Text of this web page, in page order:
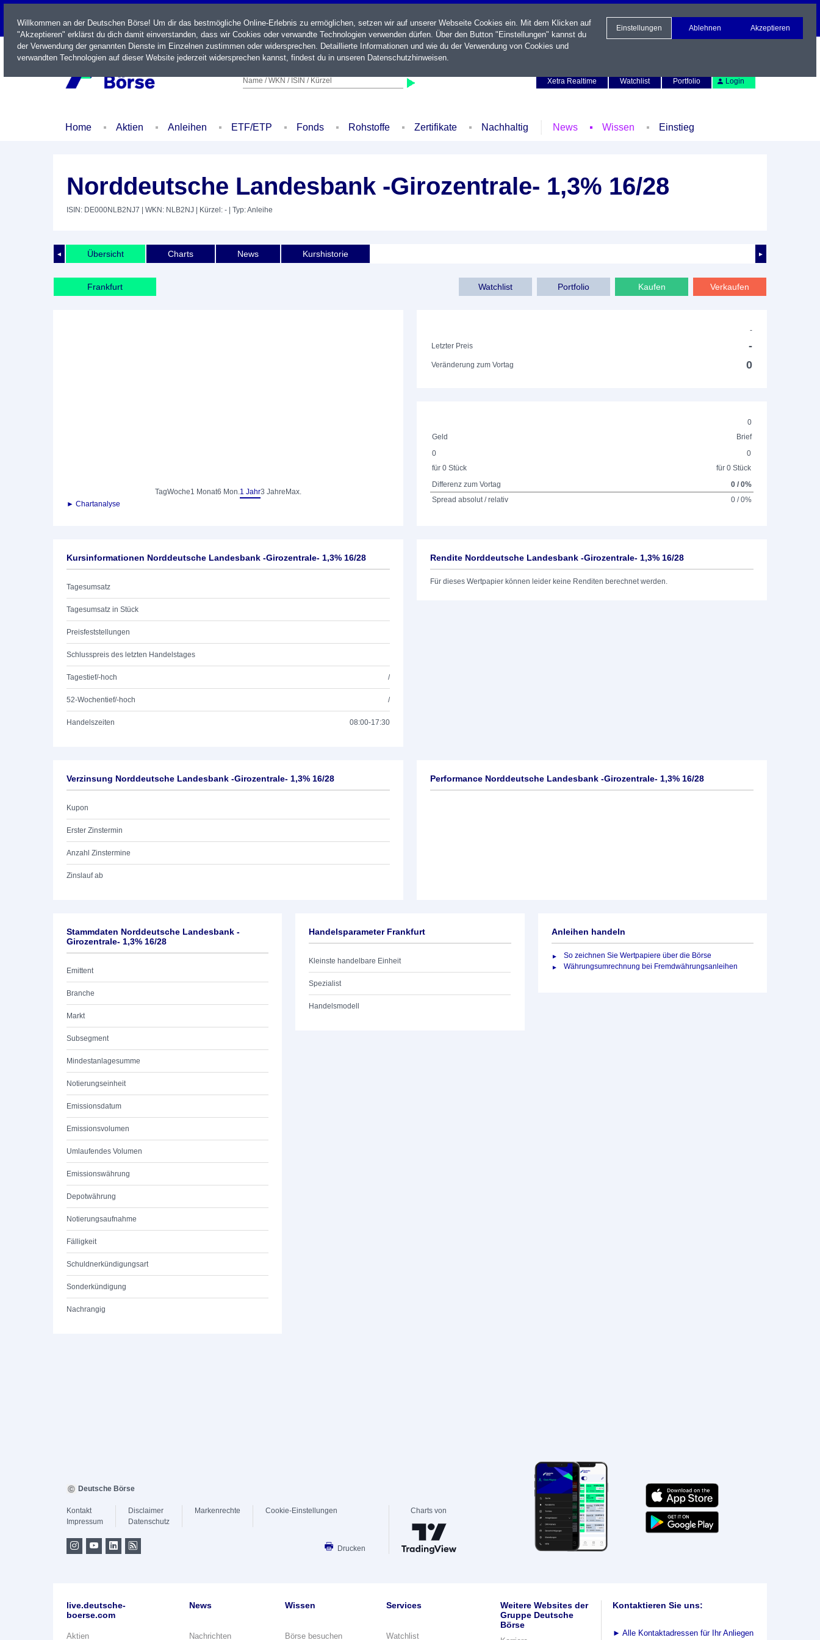
LIVE
Name / WKN / ISIN / Kürzel
Xetra Realtime
Watchlist Portfolio Login
Home Aktien Anleihen ETF/ETP Fonds Rohstoffe Zertifikate Nachhaltig News Wissen Einstieg
Norddeutsche Landesbank -Girozentrale- 1,3% 16/28
ISIN: DE000NLB2NJ7 | WKN: NLB2NJ | Kürzel: - | Typ: Anleihe
◄ ►
Übersicht Charts News Kurshistorie
Frankfurt Verkaufen
Kaufen
Portfolio
Watchlist
TagWoche1 Monat6 Mon.1 Jahr3 Jahre Max.
► Chartanalyse
-
Letzter Preis
-
Veränderung zum Vortag 0
0
Geld
Brief
0
für 0 Stück
0
für 0 Stück
Differenz zum Vortag
0 / 0%
Spread absolut / relativ
0 / 0%
Kursinformationen Norddeutsche Landesbank -Girozentrale- 1,3% 16/28
Tagesumsatz
Tagesumsatz in Stück
Preisfeststellungen
Schlusspreis des letzten Handelstages
Tagestief/-hoch /
52-Wochentief/-hoch /
Handelszeiten 08:00-17:30
Rendite Norddeutsche Landesbank -Girozentrale- 1,3% 16/28
Für dieses Wertpapier können leider keine Renditen berechnet werden.
Verzinsung Norddeutsche Landesbank -Girozentrale- 1,3% 16/28
Kupon
Erster Zinstermin
Anzahl Zinstermine
Zinslauf ab
Performance Norddeutsche Landesbank -Girozentrale- 1,3% 16/28
Stammdaten Norddeutsche Landesbank -
Girozentrale- 1,3% 16/28
Emittent
Branche
Markt
Subsegment
Mindestanlagesumme
Notierungseinheit
Emissionsdatum
Emissionsvolumen
Umlaufendes Volumen
Emissionswährung
Depotwährung
Notierungsaufnahme
Fälligkeit
Schuldnerkündigungsart
Sonderkündigung
Nachrangig
Handelsparameter Frankfurt
Kleinste handelbare Einheit
Spezialist
Handelsmodell
Anleihen handeln
So zeichnen Sie Wertpapiere über die Börse
Währungsumrechnung bei Fremdwährungsanleihen
Willkommen an der Deutschen Börse! Um dir das bestmögliche Online-Erlebnis zu ermöglichen, setzen wir auf unserer Webseite Cookies ein. Mit dem Klicken auf
"Akzeptieren" erklärst du dich damit einverstanden, dass wir Cookies oder verwandte Technologien verwenden dürfen. Über den Button "Einstellungen" kannst du
der Verwendung der genannten Dienste im Einzelnen zustimmen oder widersprechen. Detaillierte Informationen und wie du der Verwendung von Cookies und
verwandten Technologien auf dieser Website jederzeit widersprechen kannst, findest du in unseren Datenschutzhinweisen.
Einstellungen Ablehnen Akzeptieren
Deutsche Börse
Kontakt
Impressum
Disclaimer
Datenschutz
Markenrechte Cookie-Einstellungen
Drucken
Charts von
live.deutsche-
boerse.com
Aktien
News
Nachrichten
Wissen
Börse besuchen
Services
Watchlist
Weitere Websites der
Gruppe Deutsche
Börse
Kontaktieren Sie uns:
► Alle Kontaktadressen für Ihr Anliegen